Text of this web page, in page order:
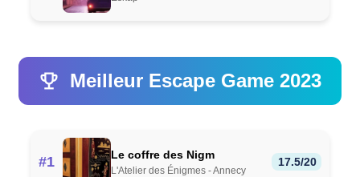
Meilleur Escape Game 2023
#1 Le coffre des Nigm
L'Atelier des Énigmes - Annecy
17.5/20